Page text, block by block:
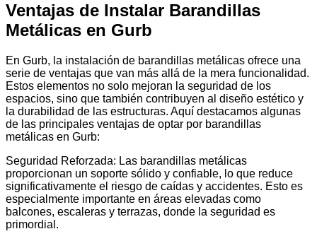
Ventajas de Instalar Barandillas
Metálicas en Gurb
En Gurb, la instalación de barandillas metálicas ofrece una
serie de ventajas que van más allá de la mera funcionalidad.
Estos elementos no solo mejoran la seguridad de los
espacios, sino que también contribuyen al diseño estético y
la durabilidad de las estructuras. Aquí destacamos algunas
de las principales ventajas de optar por barandillas
metálicas en Gurb:
Seguridad Reforzada: Las barandillas metálicas
proporcionan un soporte sólido y confiable, lo que reduce
significativamente el riesgo de caídas y accidentes. Esto es
especialmente importante en áreas elevadas como
balcones, escaleras y terrazas, donde la seguridad es
primordial.